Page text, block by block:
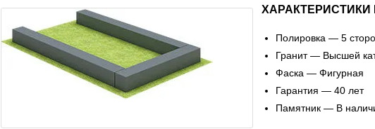
Полировка — 5
Гранит — Высшей
Фаска — Фигурная
Гарантия — 40 лет
Памятник — В